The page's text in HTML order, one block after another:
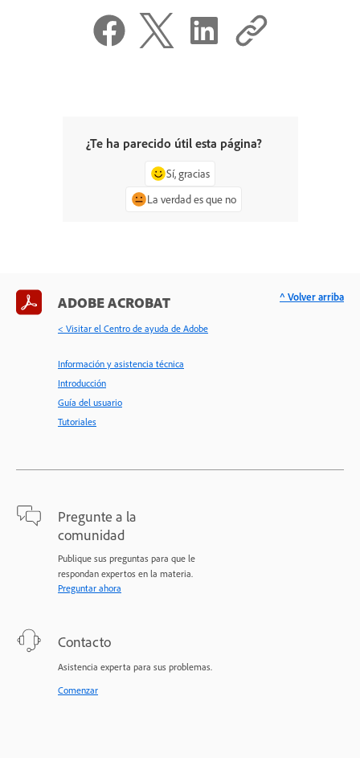
¿Te ha parecido útil esta página?
Sí, gracias
La verdad es que no
ADOBE ACROBAT
< Visitar el Centro de ayuda de Adobe
Información y asistencia técnica
Introducción
Guía del usuario
Tutoriales
Pregunte a la
comunidad
Publique sus preguntas para que le
respondan expertos en la materia.
Preguntar ahora
Contacto
Asistencia experta para sus problemas.
Comenzar
^ Volver arriba